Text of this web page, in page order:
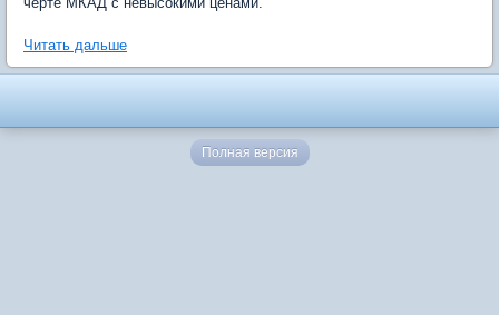
Читать дальше
Полная версия